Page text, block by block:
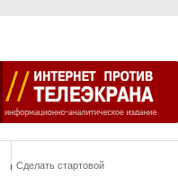
Сделать стартовой